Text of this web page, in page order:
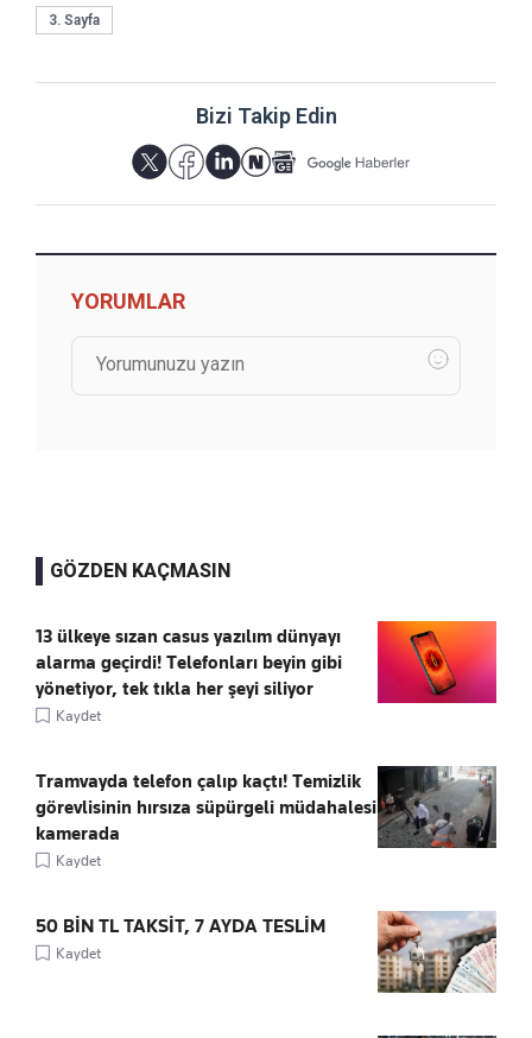
3. Sayfa
Bizi Takip Edin
YORUMLAR
GÖZDEN KAÇMASIN
13 ülkeye sızan casus yazılım dünyayı
alarma geçirdi! Telefonları beyin gibi
yönetiyor, tek tıkla her şeyi siliyor
Kaydet
Tramvayda telefon çalıp kaçtı! Temizlik
görevlisinin hırsıza süpürgeli müdahalesi
kamerada
Kaydet
50 BİN TL TAKSİT, 7 AYDA TESLİM
Kaydet